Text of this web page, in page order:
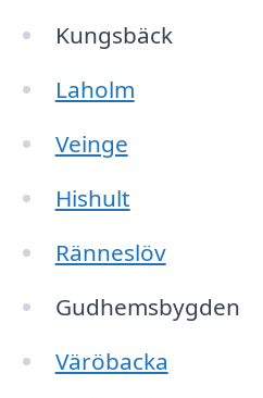
Kungsbäck
Laholm
Veinge
Hishult
Ränneslöv
Gudhemsbygden
Väröbacka